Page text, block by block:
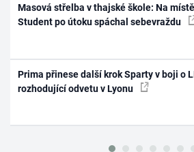
Masová střelba v thajské škole: Na
Student po útoku spáchal sebevraždu
Prima přinese další krok Sparty v boji o
rozhodující odvetu v Lyonu